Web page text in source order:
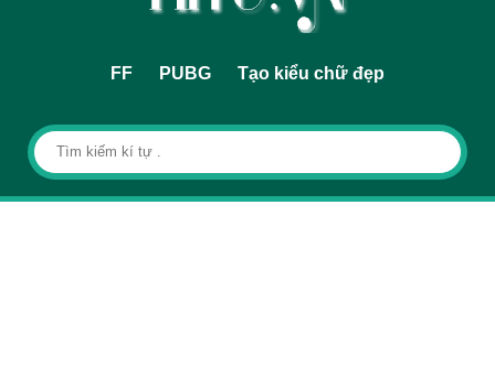
FF PUBG Tạo kiểu chữ đẹp